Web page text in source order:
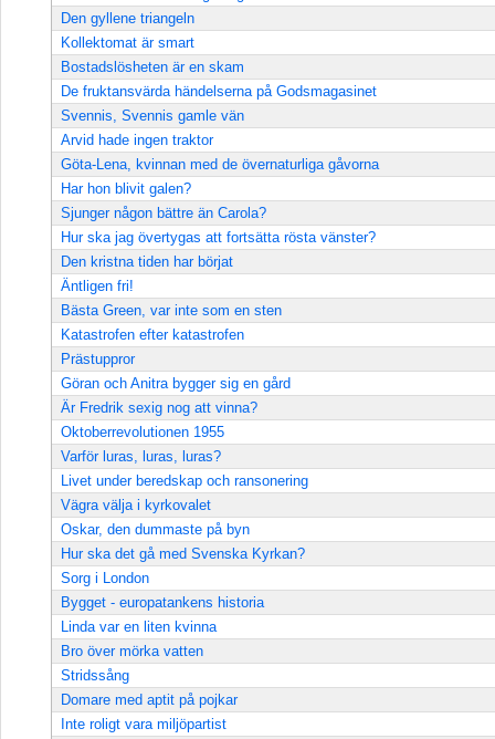
Den gyllene triangeln
Kollektomat är smart
Bostadslösheten är en skam
De fruktansvärda händelserna på Godsmagasinet
Svennis, Svennis gamle vän
Arvid hade ingen traktor
Göta-Lena, kvinnan med de övernaturliga gåvorna
Har hon blivit galen?
Sjunger någon bättre än Carola?
Hur ska jag övertygas att fortsätta rösta vänster?
Den kristna tiden har börjat
Äntligen fri!
Bästa Green, var inte som en sten
Katastrofen efter katastrofen
Prästuppror
Göran och Anitra bygger sig en gård
Är Fredrik sexig nog att vinna?
Oktoberrevolutionen 1955
Varför luras, luras, luras?
Livet under beredskap och ransonering
Vägra välja i kyrkovalet
Oskar, den dummaste på byn
Hur ska det gå med Svenska Kyrkan?
Sorg i London
Bygget - europatankens historia
Linda var en liten kvinna
Bro över mörka vatten
Stridssång
Domare med aptit på pojkar
Inte roligt vara miljöpartist